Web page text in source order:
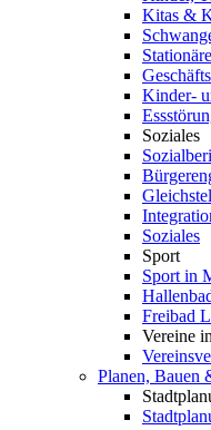
Kitas &
Kinder-
Soziales
Soziales
Sport
Sport in
Freibad
Vereine
Planen, Bauen